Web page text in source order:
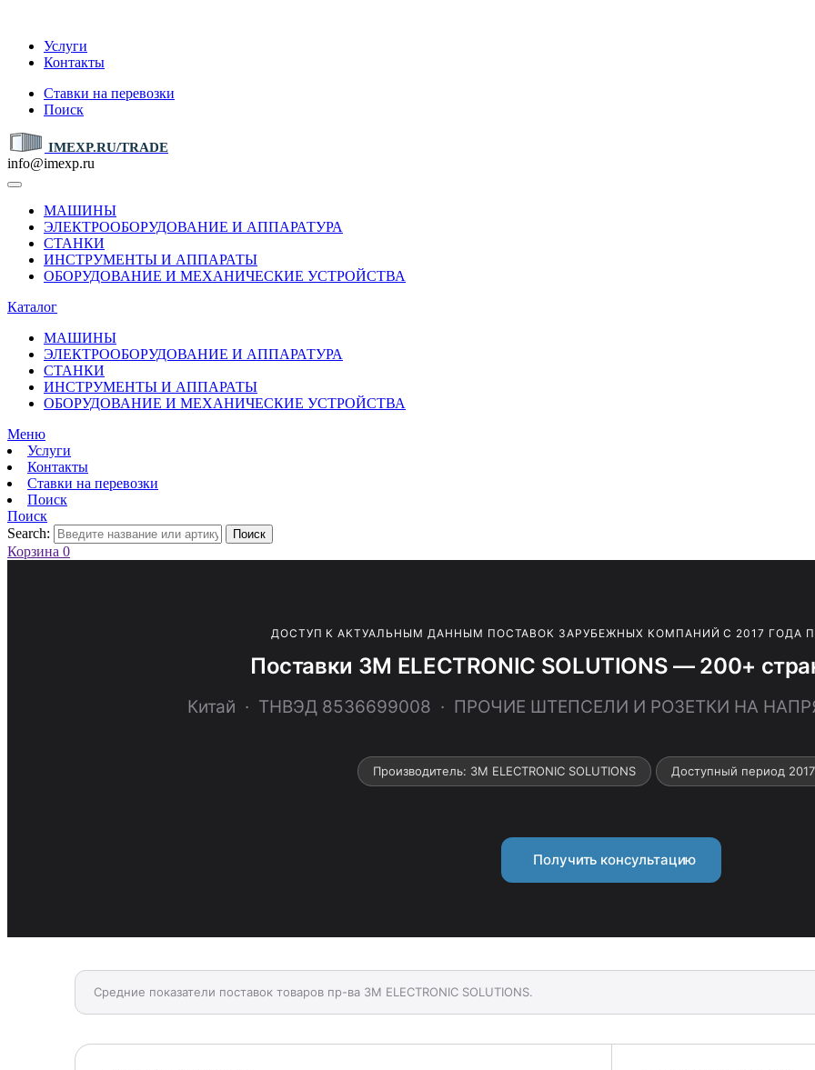
Услуги
Контакты
Ставки на перевозки
Поиск
IMEXP.RU/TRADE
info@imexp.ru
МАШИНЫ
ЭЛЕКТРООБОРУДОВАНИЕ И АППАРАТУРА
СТАНКИ
ИНСТРУМЕНТЫ И АППАРАТЫ
ОБОРУДОВАНИЕ И МЕХАНИЧЕСКИЕ УСТРОЙСТВА
Каталог
МАШИНЫ
ЭЛЕКТРООБОРУДОВАНИЕ И АППАРАТУРА
СТАНКИ
ИНСТРУМЕНТЫ И АППАРАТЫ
ОБОРУДОВАНИЕ И МЕХАНИЧЕСКИЕ УСТРОЙСТВА
Меню
Услуги
Контакты
Ставки на перевозки
Поиск
Поиск
Search:
Поиск
Корзина 0
ДОСТУП К АКТУАЛЬНЫМ ДАННЫМ ПОСТАВОК ЗАРУБЕЖНЫХ КОМПАНИЙ С 2017 ГОДА
Поставки 3M ELECTRONIC SOLUTIONS — 200+
Китай · ТНВЭД 8536699008 · ПРОЧИЕ ШТЕПСЕЛИ И РОЗЕТКИ НА
Производитель: 3M ELECTRONIC SOLUTIONS Доступный период
Получить консультацию
Средние показатели поставок товаров пр-ва 3M ELECTRONIC SOLUTIONS.